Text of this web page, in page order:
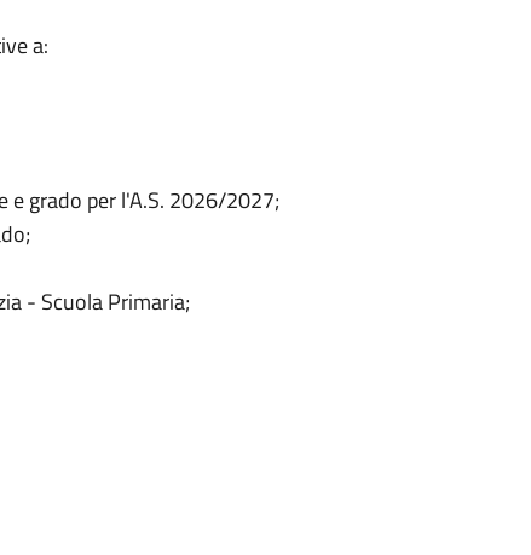
a:
e grado per l'A.S. 2026/2027;
- Scuola Primaria;